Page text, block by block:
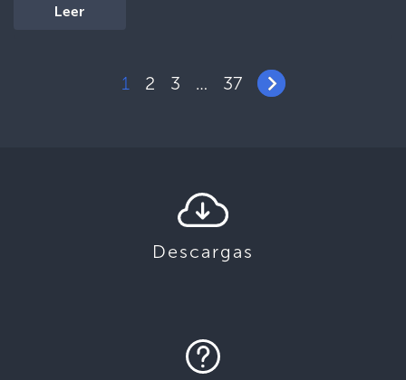
Leer
1 2 3 … 37
Descargas